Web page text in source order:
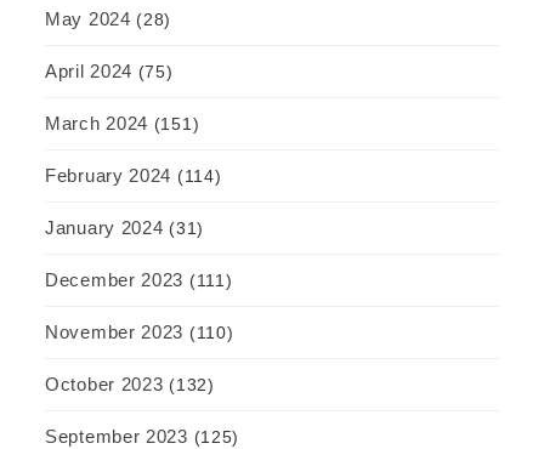
May 2024 (28)
April 2024 (75)
March 2024 (151)
February 2024 (114)
January 2024 (31)
December 2023 (111)
November 2023 (110)
October 2023 (132)
September 2023 (125)